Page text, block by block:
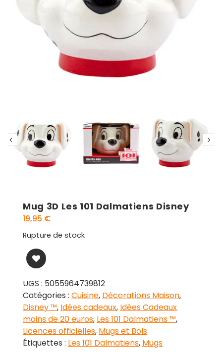
Mug 3D Les 101 Dalmatiens Disney
19,95 €
Rupture de stock
UGS : 5055964739812
Catégories : Cuisine, Décorations Maison,
Disney ™, Idées cadeaux, Idées Cadeaux
moins de 20 euros, Les 101 Dalmatiens ™,
Licences officielles, Mugs et Bols
Étiquettes : Les 101 Dalmatiens, Mugs